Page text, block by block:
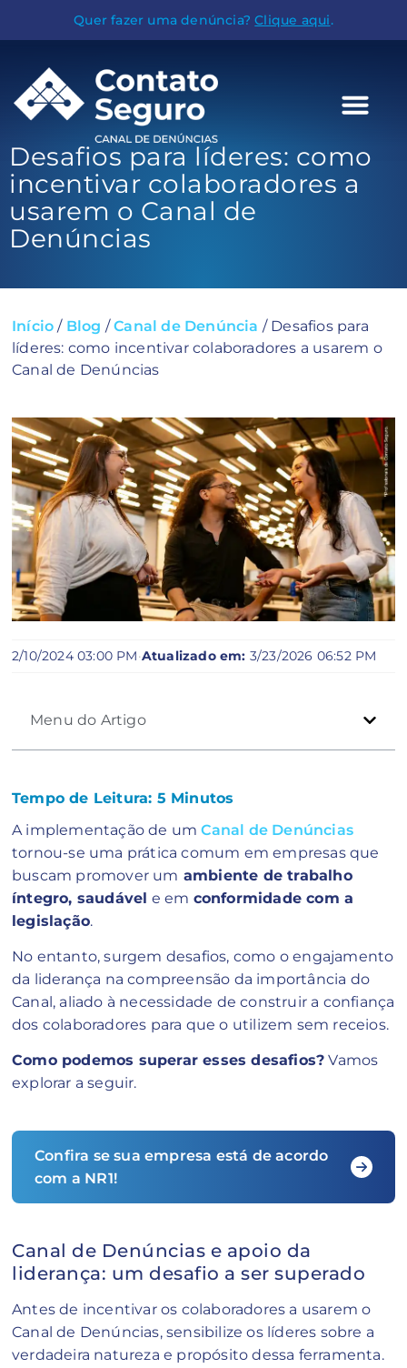
Quer fazer uma denúncia?Clique aqui.
Desafios para líderes: como
incentivar colaboradores a
usarem o Canal de
Denúncias
Início / Blog /Canal de Denúncia / Desafios para
líderes: como incentivar colaboradores a usarem o
Canal de Denúncias
2/10/2024 03:00 PM·Atualizado em: 3/23/2026 06:52 PM
Menu do Artigo
Tempo de Leitura: 5 Minutos
A implementação de um Canal de Denúncias
tornou-se uma prática comum em empresas que
buscam promover um ambiente de trabalho
íntegro, saudável e em conformidade com a
legislação.
No entanto, surgem desafios, como o engajamento
da liderança na compreensão da importância do
Canal, aliado à necessidade de construir a confiança
dos colaboradores para que o utilizem sem receios.
Como podemos superar esses desafios? Vamos
explorar a seguir.
Confira se sua empresa está de acordo
com a NR1!
Canal de Denúncias e apoio da
liderança: um desafio a ser superado
Antes de incentivar os colaboradores a usarem o
Canal de Denúncias, sensibilize os líderes sobre a
verdadeira natureza e propósito dessa ferramenta.